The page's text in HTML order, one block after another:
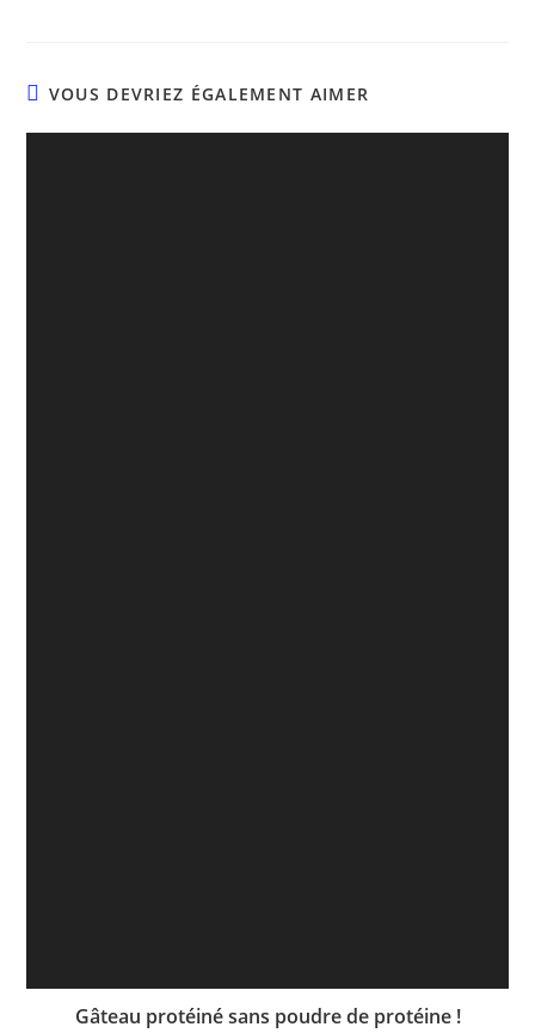
VOUS DEVRIEZ ÉGALEMENT AIMER
Gâteau protéiné sans poudre de protéine !